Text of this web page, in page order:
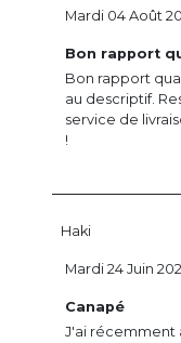
Bon rapport
Bon rapport
au descriptif.
service de
!
Mardi 04 Août
Haki
Canapé
J'ai récemment
Mardi 24 Juin